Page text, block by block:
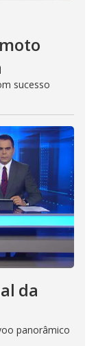
sucesso
da
panorâmico